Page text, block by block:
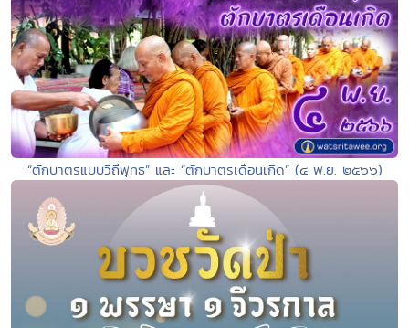
“ตักบาตรแบบวิถีพุทธ” และ “ตักบาตรเดือนเกิด” (๔ พ.ย. ๒๕๖๖)